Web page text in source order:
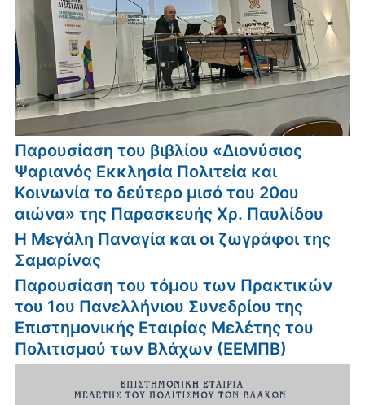
Παρουσίαση του βιβλίου «Διονύσιος
Ψαριανός Εκκλησία Πολιτεία και
Κοινωνία το δεύτερο μισό του 20ου
αιώνα» της Παρασκευής Χρ. Παυλίδου
Η Μεγάλη Παναγία και οι ζωγράφοι της
Σαμαρίνας
Παρουσίαση του τόμου των Πρακτικών
του 1ου Πανελλήνιου Συνεδρίου της
Επιστημονικής Εταιρίας Μελέτης του
Πολιτισμού των Βλάχων (ΕΕΜΠΒ)